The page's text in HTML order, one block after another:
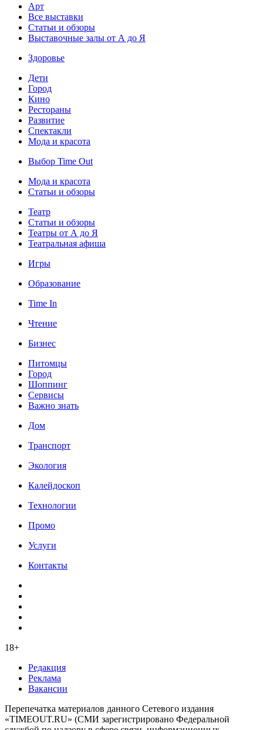
Арт
Все выставки
Статьи и обзоры
Выставочные залы от А до Я
Здоровье
Дети
Город
Кино
Рестораны
Развитие
Спектакли
Мода и красота
Выбор Time Out
Мода и красота
Статьи и обзоры
Театр
Статьи и обзоры
Театры от А до Я
Театральная афиша
Игры
Образование
Time In
Чтение
Бизнес
Питомцы
Город
Шоппинг
Сервисы
Важно знать
Дом
Транспорт
Экология
Калейдоскоп
Технологии
Промо
Услуги
Контакты
18+
Редакция
Реклама
Вакансии
Перепечатка материалов данного Сетевого издания
«TIMEOUT.RU» (СМИ зарегистрировано Федеральной